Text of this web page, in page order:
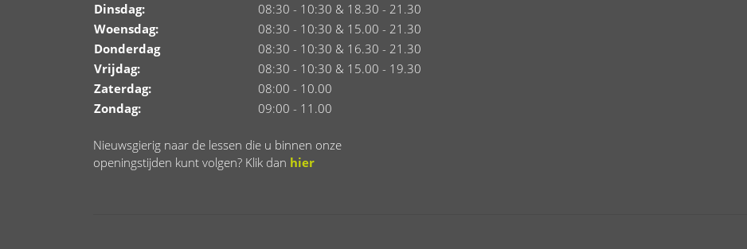
Dinsdag:
08:30 - 10:30 & 18.30 - 21.30
Woensdag:
08:30 - 10:30 & 15.00 - 21.30
Donderdag
08:30 - 10:30 & 16.30 - 21.30
Vrijdag:
08:30 - 10:30 & 15.00 - 19.30
Zaterdag:
08:00 - 10.00
Zondag:
09:00 - 11.00
Nieuwsgierig naar de lessen die u binnen onze
openingstijden kunt volgen? Klik dan hier